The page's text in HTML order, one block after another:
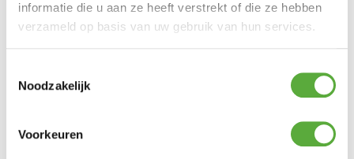
informatie die u aan ze heeft verstrekt of die ze hebben
verzameld op basis van uw gebruik van hun services.
Noodzakelijk
Voorkeuren